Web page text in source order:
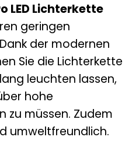
LED Lichterkette
geringen
der modernen
Sie die Lichterkette
leuchten lassen,
hohe
zu müssen. Zudem
umweltfreundlich.